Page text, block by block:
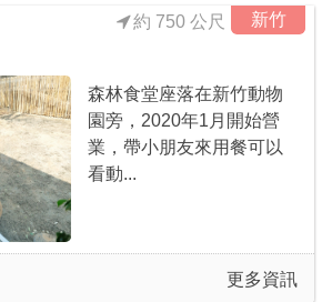
新竹
約 750 公尺
森林食堂座落在新竹動物
園旁，2020年1月開始營
業，帶小朋友來用餐可以
看動...
更多資訊